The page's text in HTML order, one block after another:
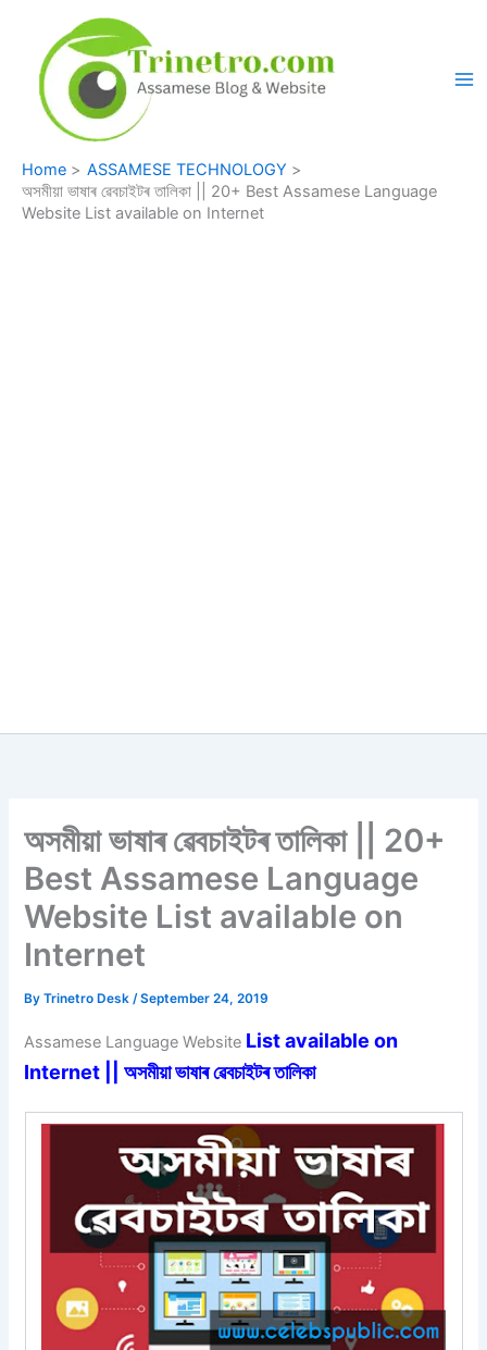
content
Home
ASSAMESE TECHNOLOGY
অসমীয়া ভাষাৰ ৱেবচাইটৰ তালিকা || 20+ Best Assamese Language
Website List available on Internet
অসমীয়া ভাষাৰ ৱেবচাইটৰ তালিকা || 20+
Best Assamese Language
Website List available on
Internet
ByTrinetro Desk/September 24, 2019
Assamese Language Website List available on
Internet || অসমীয়া ভাষাৰ ৱেবচাইটৰ তালিকা